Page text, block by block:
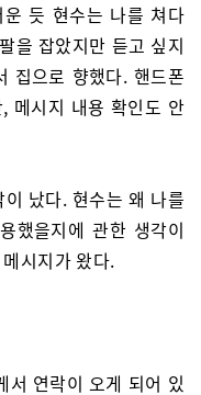
듯 현수는 나를 쳐다
을 잡았지만 듣고 싶지
집으로 향했다. 핸드폰
메시지 내용 확인도 안
났다. 현수는 왜 나를
했을지에 관한 생각이
시지가 왔다.
서 연락이 오게 되어 있